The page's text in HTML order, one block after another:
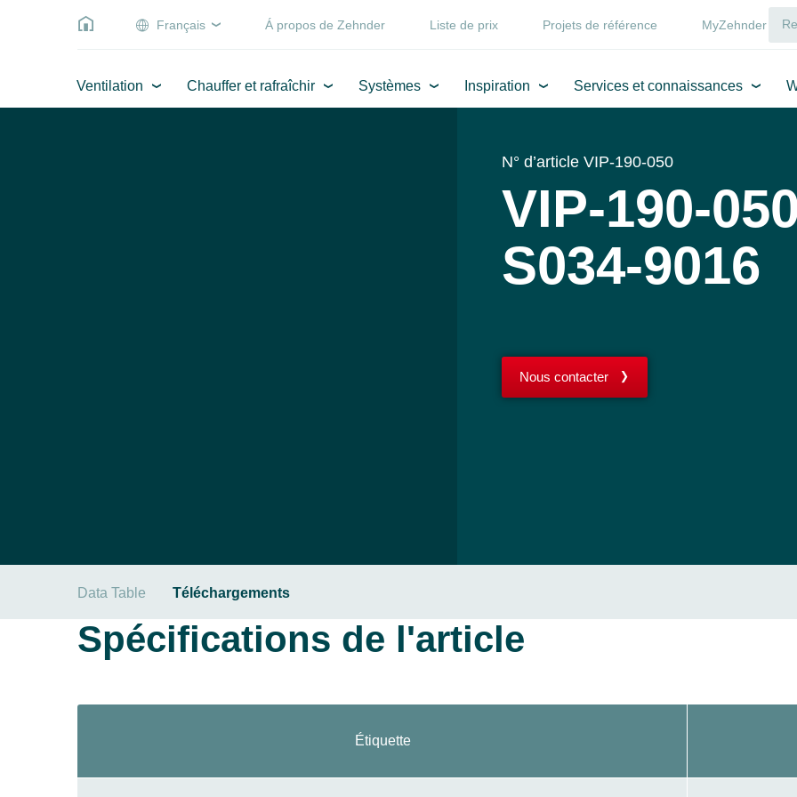
Français Á propos de Zehnder Liste de prix Projets de référence MyZehnder
Ventilation Chauffer et rafraîchir Systèmes Inspiration Services et connaissances
N° d’article VIP-190-050
VIP-190-
S034-9016
Nous contacter
Data Table Téléchargements
Spécifications de l'article
Étiquette